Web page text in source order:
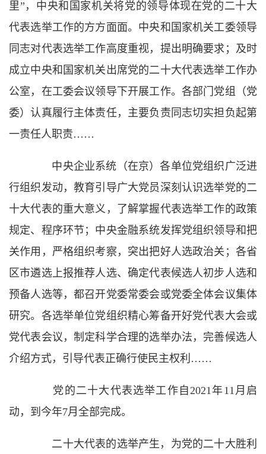
里”，中央和国家机关将党的领导体现在党的二十大
代表选举工作的方方面面。中央和国家机关工委领导
同志对代表选举工作高度重视，提出明确要求；及时
成立中央和国家机关出席党的二十大代表选举工作办
公室，在工委会议领导下开展工作。各部门党组（党
委）认真履行主体责任，主要负责同志切实担负起第
一责任人职责……
中央企业系统（在京）各单位党组织广泛进
行组织发动，教育引导广大党员深刻认识选举党的二
十大代表的重大意义，了解掌握代表选举工作的政策
规定、程序环节；中央金融系统发挥党组织领导和把
关作用，严格组织考察，突出把好人选政治关；各省
区市遴选上报推荐人选、确定代表候选人初步人选和
预备人选等，都召开党委常委会或党委全体会议集体
研究。各选举单位党组织精心筹备开好党代表大会或
党代表会议，制定科学合理的选举办法，完善候选人
介绍方式，引导代表正确行使民主权利……
党的二十大代表选举工作自2021年11月启
动，到今年7月全部完成。
二十大代表的选举产生，为党的二十大胜利